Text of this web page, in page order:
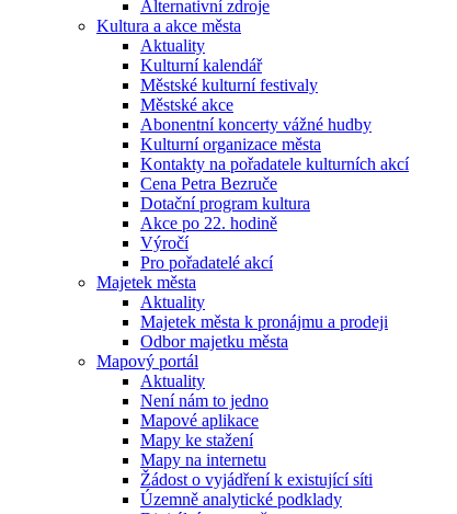
Alternativní zdroje
Kultura a akce města
Aktuality
Kulturní kalendář
Městské kulturní festivaly
Městské akce
Abonentní koncerty vážné hudby
Kulturní organizace města
Kontakty na pořadatele kulturních akcí
Cena Petra Bezruče
Dotační program kultura
Akce po 22. hodině
Výročí
Pro pořadatelé akcí
Majetek města
Aktuality
Majetek města k pronájmu a prodeji
Odbor majetku města
Mapový portál
Aktuality
Není nám to jedno
Mapové aplikace
Mapy ke stažení
Mapy na internetu
Žádost o vyjádření k existující síti
Územně analytické podklady